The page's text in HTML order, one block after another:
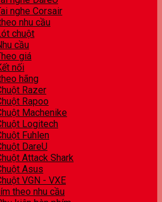
nghe Corsair
nhu cầu
chuột
cầu
giá
nối
hãng
Razer
Rapoo
Machenike
Logitech
Fuhlen
DareU
Attack Shark
Asus
VGN - VXE
theo nhu cầu